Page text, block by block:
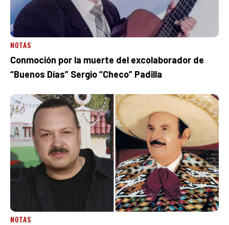
NOTAS
Conmoción por la muerte del excolaborador de
“Buenos Días” Sergio “Checo” Padilla
NOTAS